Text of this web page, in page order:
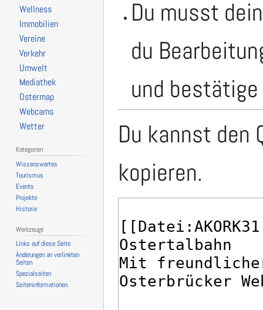
Du musst
du
und
Du kannst den
kopieren.
Wellness
Immobilien
Vereine
Verkehr
Umwelt
Mediathek
Ostermap
Webcams
Wetter
Kategorien
Wissenswertes
Tourismus
Events
Projekte
Historie
Werkzeuge
Links auf diese Seite
Änderungen an verlinkten
Seiten
Spezialseiten
Seiten­­informationen